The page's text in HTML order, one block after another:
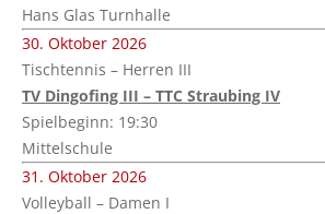
Hans Glas Turnhalle
30. Oktober 2026
Tischtennis – Herren III
TV Dingofing III – TTC Straubing IV
Spielbeginn: 19:30
Mittelschule
31. Oktober 2026
Volleyball – Damen I